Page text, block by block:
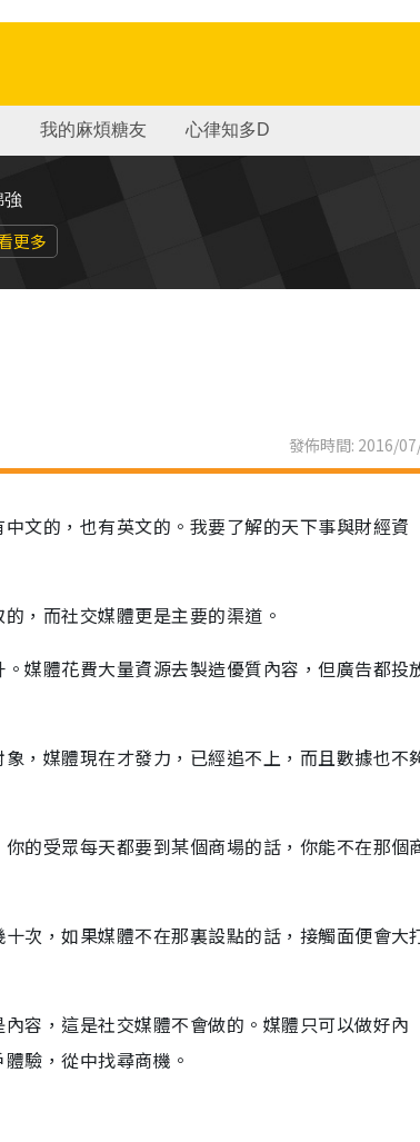
我的麻煩糖友 心律知多D
強
更多
發佈時間: 2016/
文的，也有英文的。我要了解的天下事與財經資
，而社交媒體更是主要的渠道。
媒體花費大量資源去製造優質內容，但廣告都投
，媒體現在才發力，已經追不上，而且數據也不
的受眾每天都要到某個商場的話，你能不在那個
次，如果媒體不在那裏設點的話，接觸面便會大
容，這是社交媒體不會做的。媒體只可以做好內
驗，從中找尋商機。